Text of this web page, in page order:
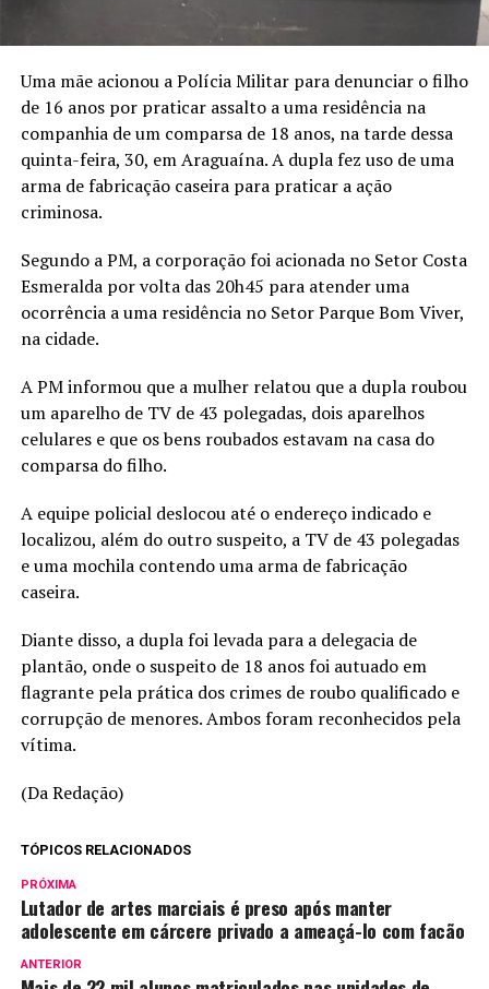
Uma mãe acionou a Polícia Militar para denunciar o filho
de 16 anos por praticar assalto a uma residência na
companhia de um comparsa de 18 anos, na tarde dessa
quinta-feira, 30, em Araguaína. A dupla fez uso de uma
arma de fabricação caseira para praticar a ação
criminosa.
Segundo a PM, a corporação foi acionada no Setor Costa
Esmeralda por volta das 20h45 para atender uma
ocorrência a uma residência no Setor Parque Bom Viver,
na cidade.
A PM informou que a mulher relatou que a dupla roubou
um aparelho de TV de 43 polegadas, dois aparelhos
celulares e que os bens roubados estavam na casa do
comparsa do filho.
A equipe policial deslocou até o endereço indicado e
localizou, além do outro suspeito, a TV de 43 polegadas
e uma mochila contendo uma arma de fabricação
caseira.
Diante disso, a dupla foi levada para a delegacia de
plantão, onde o suspeito de 18 anos foi autuado em
flagrante pela prática dos crimes de roubo qualificado e
corrupção de menores. Ambos foram reconhecidos pela
vítima.
(Da Redação)
TÓPICOS RELACIONADOS
PRÓXIMA
Lutador de artes marciais é preso após manter
adolescente em cárcere privado a ameaçá-lo com facão
ANTERIOR